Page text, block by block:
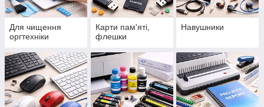
Для чищення
оргтехніки
Карти пам'яті,
флешки
Навушники